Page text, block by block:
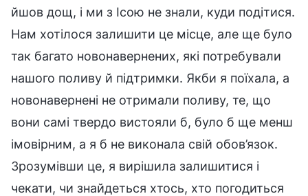
йшов дощ, і ми з Ісою не знали, куди подітися.
Нам хотілося залишити це місце, але ще було
так багато новонавернених, які потребували
нашого поливу й підтримки. Якби я поїхала, а
новонавернені не отримали поливу, те, що
вони самі твердо вистояли б, було б ще менш
імовірним, а я б не виконала свій обов’язок.
Зрозумівши це, я вирішила залишитися і
чекати, чи знайдеться хтось, хто погодиться